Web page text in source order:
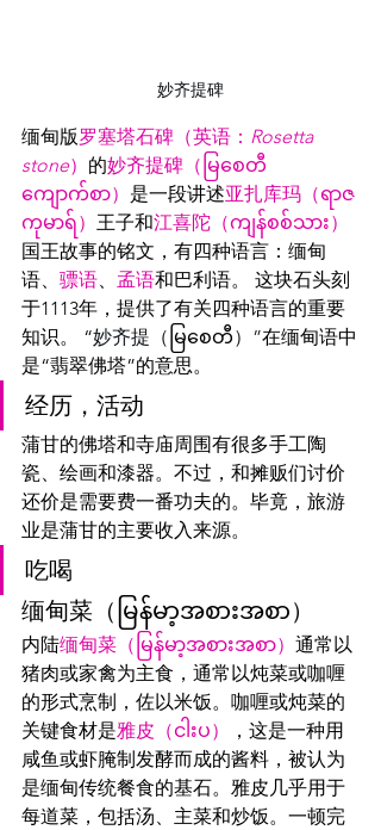
妙齐提碑
缅甸版罗塞塔石碑（英语： Rosetta
stone） 的妙齐提碑（မြစေတီ
ကျောက်စာ） 是一段讲述亚扎库玛（ရာဇ
ကုမာရ်） 王子和江喜陀（ကျန်စစ်သား）
国王故事的铭文，有四种语言：缅甸
语、 骠语、 孟语和巴利语。 这块石头刻
于1113年，提供了有关四种语言的重要
知识。 “妙齐提（ မြစေတီ）”在缅甸语中
是“翡翠佛塔”的意思。
经历，活动
蒲甘的佛塔和寺庙周围有很多手工陶
瓷、绘画和漆器。不过，和摊贩们讨价
还价是需要费一番功夫的。毕竟，旅游
业是蒲甘的主要收入来源。
吃喝
缅甸菜（မြန်မာ့အစားအစာ）
内陆缅甸菜（မြန်မာ့အစားအစာ） 通常以
猪肉或家禽为主食，通常以炖菜或咖喱
的形式烹制，佐以米饭。咖喱或炖菜的
关键食材是雅皮（ငါးပ）
，这是一种用
咸鱼或虾腌制发酵而成的酱料，被认为
是缅甸传统餐食的基石。雅皮几乎用于
每道菜，包括汤、主菜和炒饭。一顿完